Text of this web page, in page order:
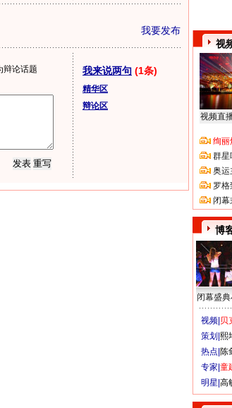
我要发布
辩论话题
我来说两句 (1条)
精华区
辩论区
视
视频直
绚丽
群星
奥运
罗
闭幕
博
闭幕盛
视频| 贝
策划| 熙
热点| 陈
专家| 童
明星| 高